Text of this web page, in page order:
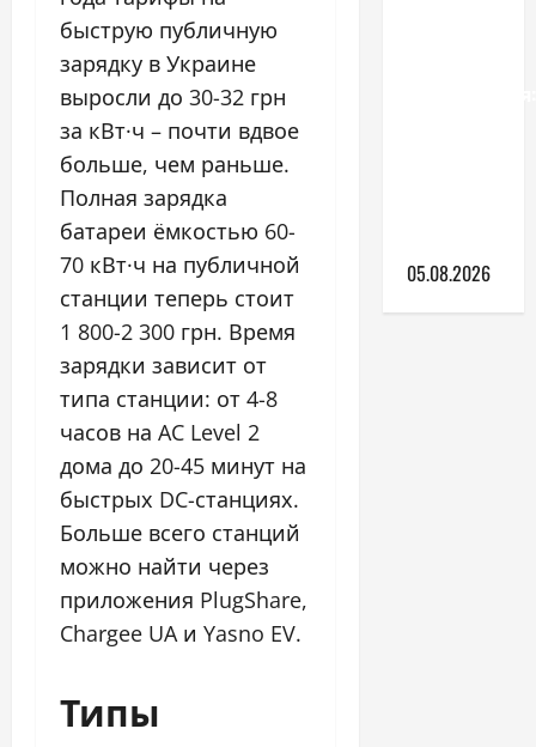
быструю публичную
зарядку в Украине
выросли до 30-32 грн
за кВт·ч – почти вдвое
больше, чем раньше.
Полная зарядка
батареи ёмкостью 60-
70 кВт·ч на публичной
станции теперь стоит
1 800-2 300 грн. Время
зарядки зависит от
типа станции: от 4-8
часов на AC Level 2
дома до 20-45 минут на
быстрых DC-станциях.
Больше всего станций
можно найти через
приложения PlugShare,
Chargee UA и Yasno EV.
Типы
05.08.2026